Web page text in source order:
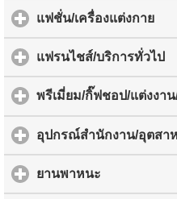
แฟชั่น/เครื่องแต่งกาย
แฟรนไชส์/บริการทั่วไป
พรีเมี่ยม/กิ๊ฟชอป/แต่งงาน
อุปกรณ์สำนักงาน/อุตสา
ยานพาหนะ